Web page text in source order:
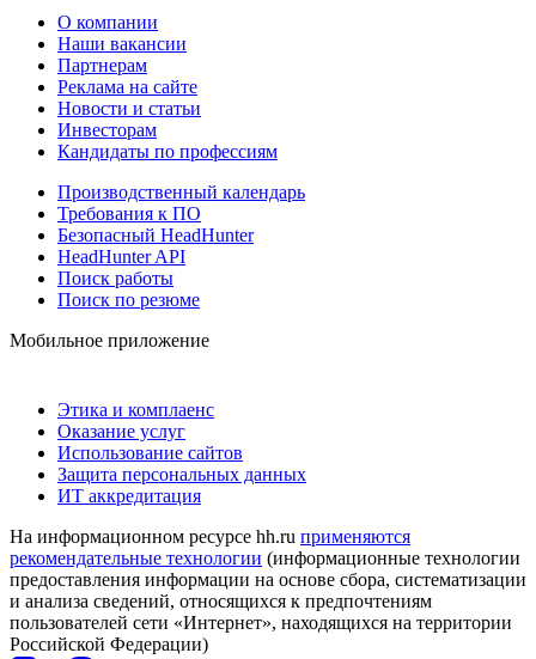
О компании
Наши вакансии
Партнерам
Реклама на сайте
Новости и статьи
Инвесторам
Кандидаты по профессиям
Производственный календарь
Требования к ПО
Безопасный HeadHunter
HeadHunter API
Поиск работы
Поиск по резюме
Мобильное приложение
Этика и комплаенс
Оказание услуг
Использование сайтов
Защита персональных данных
ИТ аккредитация
На информационном ресурсе hh.ru применяются
рекомендательные технологии (информационные технологии
предоставления информации на основе сбора, систематизации
и анализа сведений, относящихся к предпочтениям
пользователей сети «Интернет», находящихся на территории
Российской Федерации)